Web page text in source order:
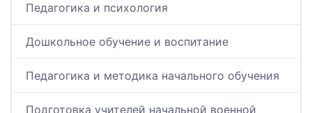
Педагогика и психология
Дошкольное обучение и воспитание
Педагогика и методика начального обучения
Подготовка учителей начальной военной